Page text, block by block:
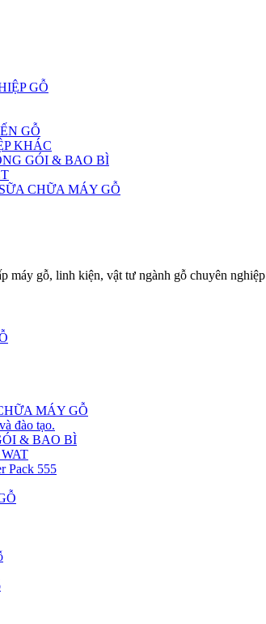
GỖ
GỖ
KHÁC
GÓI & BAO BÌ
CHỮA MÁY GỖ
máy gỗ, linh kiện, vật tư ngành gỗ chuyên nghiệp
MÁY GỖ
đào tạo.
& BAO BÌ
Pack 555